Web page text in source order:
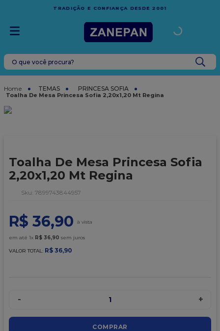
FRETE GRÁTIS
ESPÍRITO SANTO
O que você procura?
TEMAS PRINCESA SOFIA
Toalha De Mesa Princesa Sofia 2,20x1,20 Mt Regina
Toalha De Mesa Princesa Sofia
2,20x1,20 Mt Regina
: 7899743844957
R$ 36,90
em até 1x R$ 36,90 sem juros
VALOR TOTAL: R$ 36,90
- 1 +
COMPRAR
TERMOS MAIS BUSCADOS
leite condensado
6 º
sacola
9º
granulado
10º chocolate